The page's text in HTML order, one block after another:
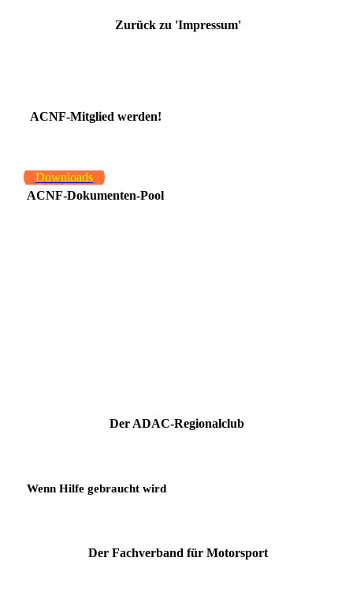
Zurück zu 'Impressum'
ACNF-Mitglied werden!
Downloads
ACNF-Dokumenten-Pool
Der ADAC-Regionalclub
Wenn Hilfe gebraucht wird
Der Fachverband für Motorsport